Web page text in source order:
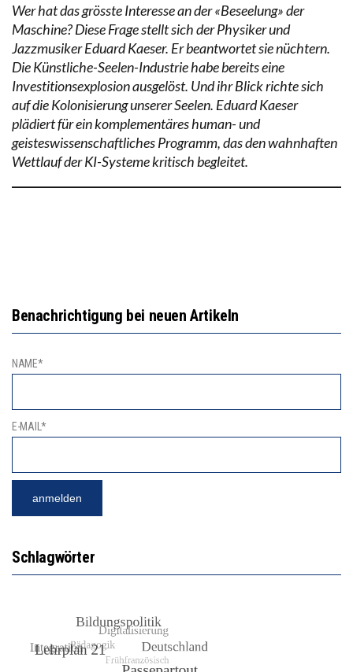
Wer hat das grösste Interesse an der «Beseelung» der
Maschine? Diese Frage stellt sich der Physiker und
Jazzmusiker Eduard Kaeser. Er beantwortet sie nüchtern.
Die Künstliche-Seelen-Industrie habe bereits eine
Investitionsexplosion ausgelöst. Und ihr Blick richte sich
auf die Kolonisierung unserer Seelen. Eduard Kaeser
plädiert für ein komplementäres human- und
geisteswissenschaftliches Programm, das den wahnhaften
Wettlauf der KI-Systeme kritisch begleitet.
Benachrichtigung bei neuen Artikeln
NAME*
E-MAIL*
Schlagwörter